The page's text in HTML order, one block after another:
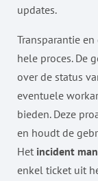
updates.
Transparantie
hele proces. De
over de status
eventuele
bieden. Deze
en houdt de
Het incident
enkel ticket uit